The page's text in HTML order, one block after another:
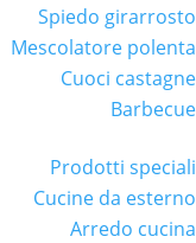
Spiedo girarrosto
Mescolatore polenta
Cuoci castagne
Barbecue
Prodotti speciali
Cucine da esterno
Arredo cucina